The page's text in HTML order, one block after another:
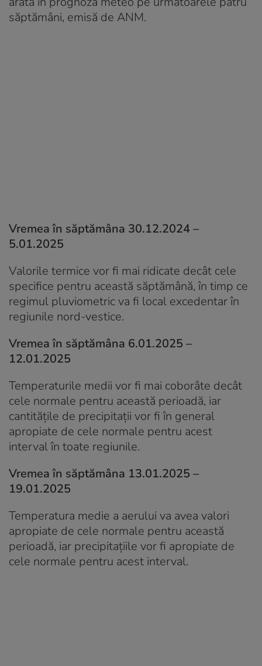
săptămâni, emisă de ANM.
Vremea în săptămâna 30.12.2024 –
5.01.2025
Valorile termice vor fi mai ridicate decât cele
specifice pentru această săptămână, în timp ce
regimul pluviometric va fi local excedentar în
regiunile nord-vestice.
Vremea în săptămâna 6.01.2025 –
12.01.2025
Temperaturile medii vor fi mai coborâte decât
cele normale pentru această perioadă, iar
cantităţile de precipitaţii vor fi în general
apropiate de cele normale pentru acest
interval în toate regiunile.
Vremea în săptămâna 13.01.2025 –
19.01.2025
Temperatura medie a aerului va avea valori
apropiate de cele normale pentru această
perioadă, iar precipitațiile vor fi apropiate de
cele normale pentru acest interval.